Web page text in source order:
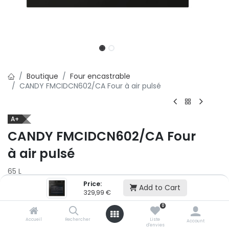
Price:
329,99 € Add to Cart
Accueil Rechercher
0
Liste
d'envies
Account
Boutique
Four encastrable
CANDY FMCIDCN602/CA Four à air pulsé
A+
CANDY FMCIDCN602/CA Four
à air pulsé
65 L
€
Ajouter au panier